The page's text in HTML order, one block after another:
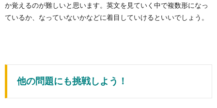
か覚えるのが難しいと思います。英文を見ていく中で複数形になっ
ているか、なっていないかなどに着目していけるといいでしょう。
他の問題にも挑戦しよう！